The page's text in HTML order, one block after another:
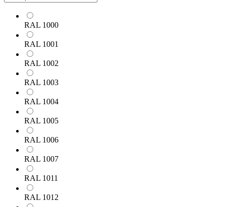
RAL 1000
RAL 1001
RAL 1002
RAL 1003
RAL 1004
RAL 1005
RAL 1006
RAL 1007
RAL 1011
RAL 1012